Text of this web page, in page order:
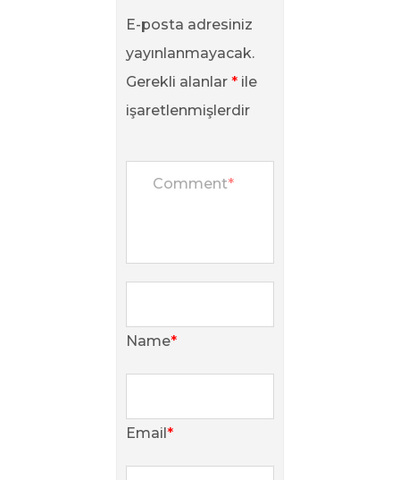
E-posta adresiniz
yayınlanmayacak.
Gerekli alanlar* ile
işaretlenmişlerdir
Comment*
Name*
Email*